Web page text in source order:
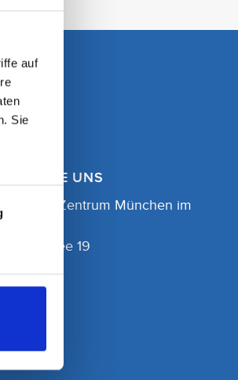
auf
Sie
SIE UNS
Zentrum München im
Allee 19